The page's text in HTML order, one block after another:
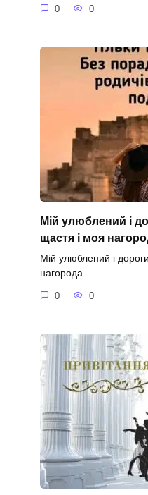
0 0
Мій улюблений і
щастя і моя
Мій улюблений і
нагорода
0 0